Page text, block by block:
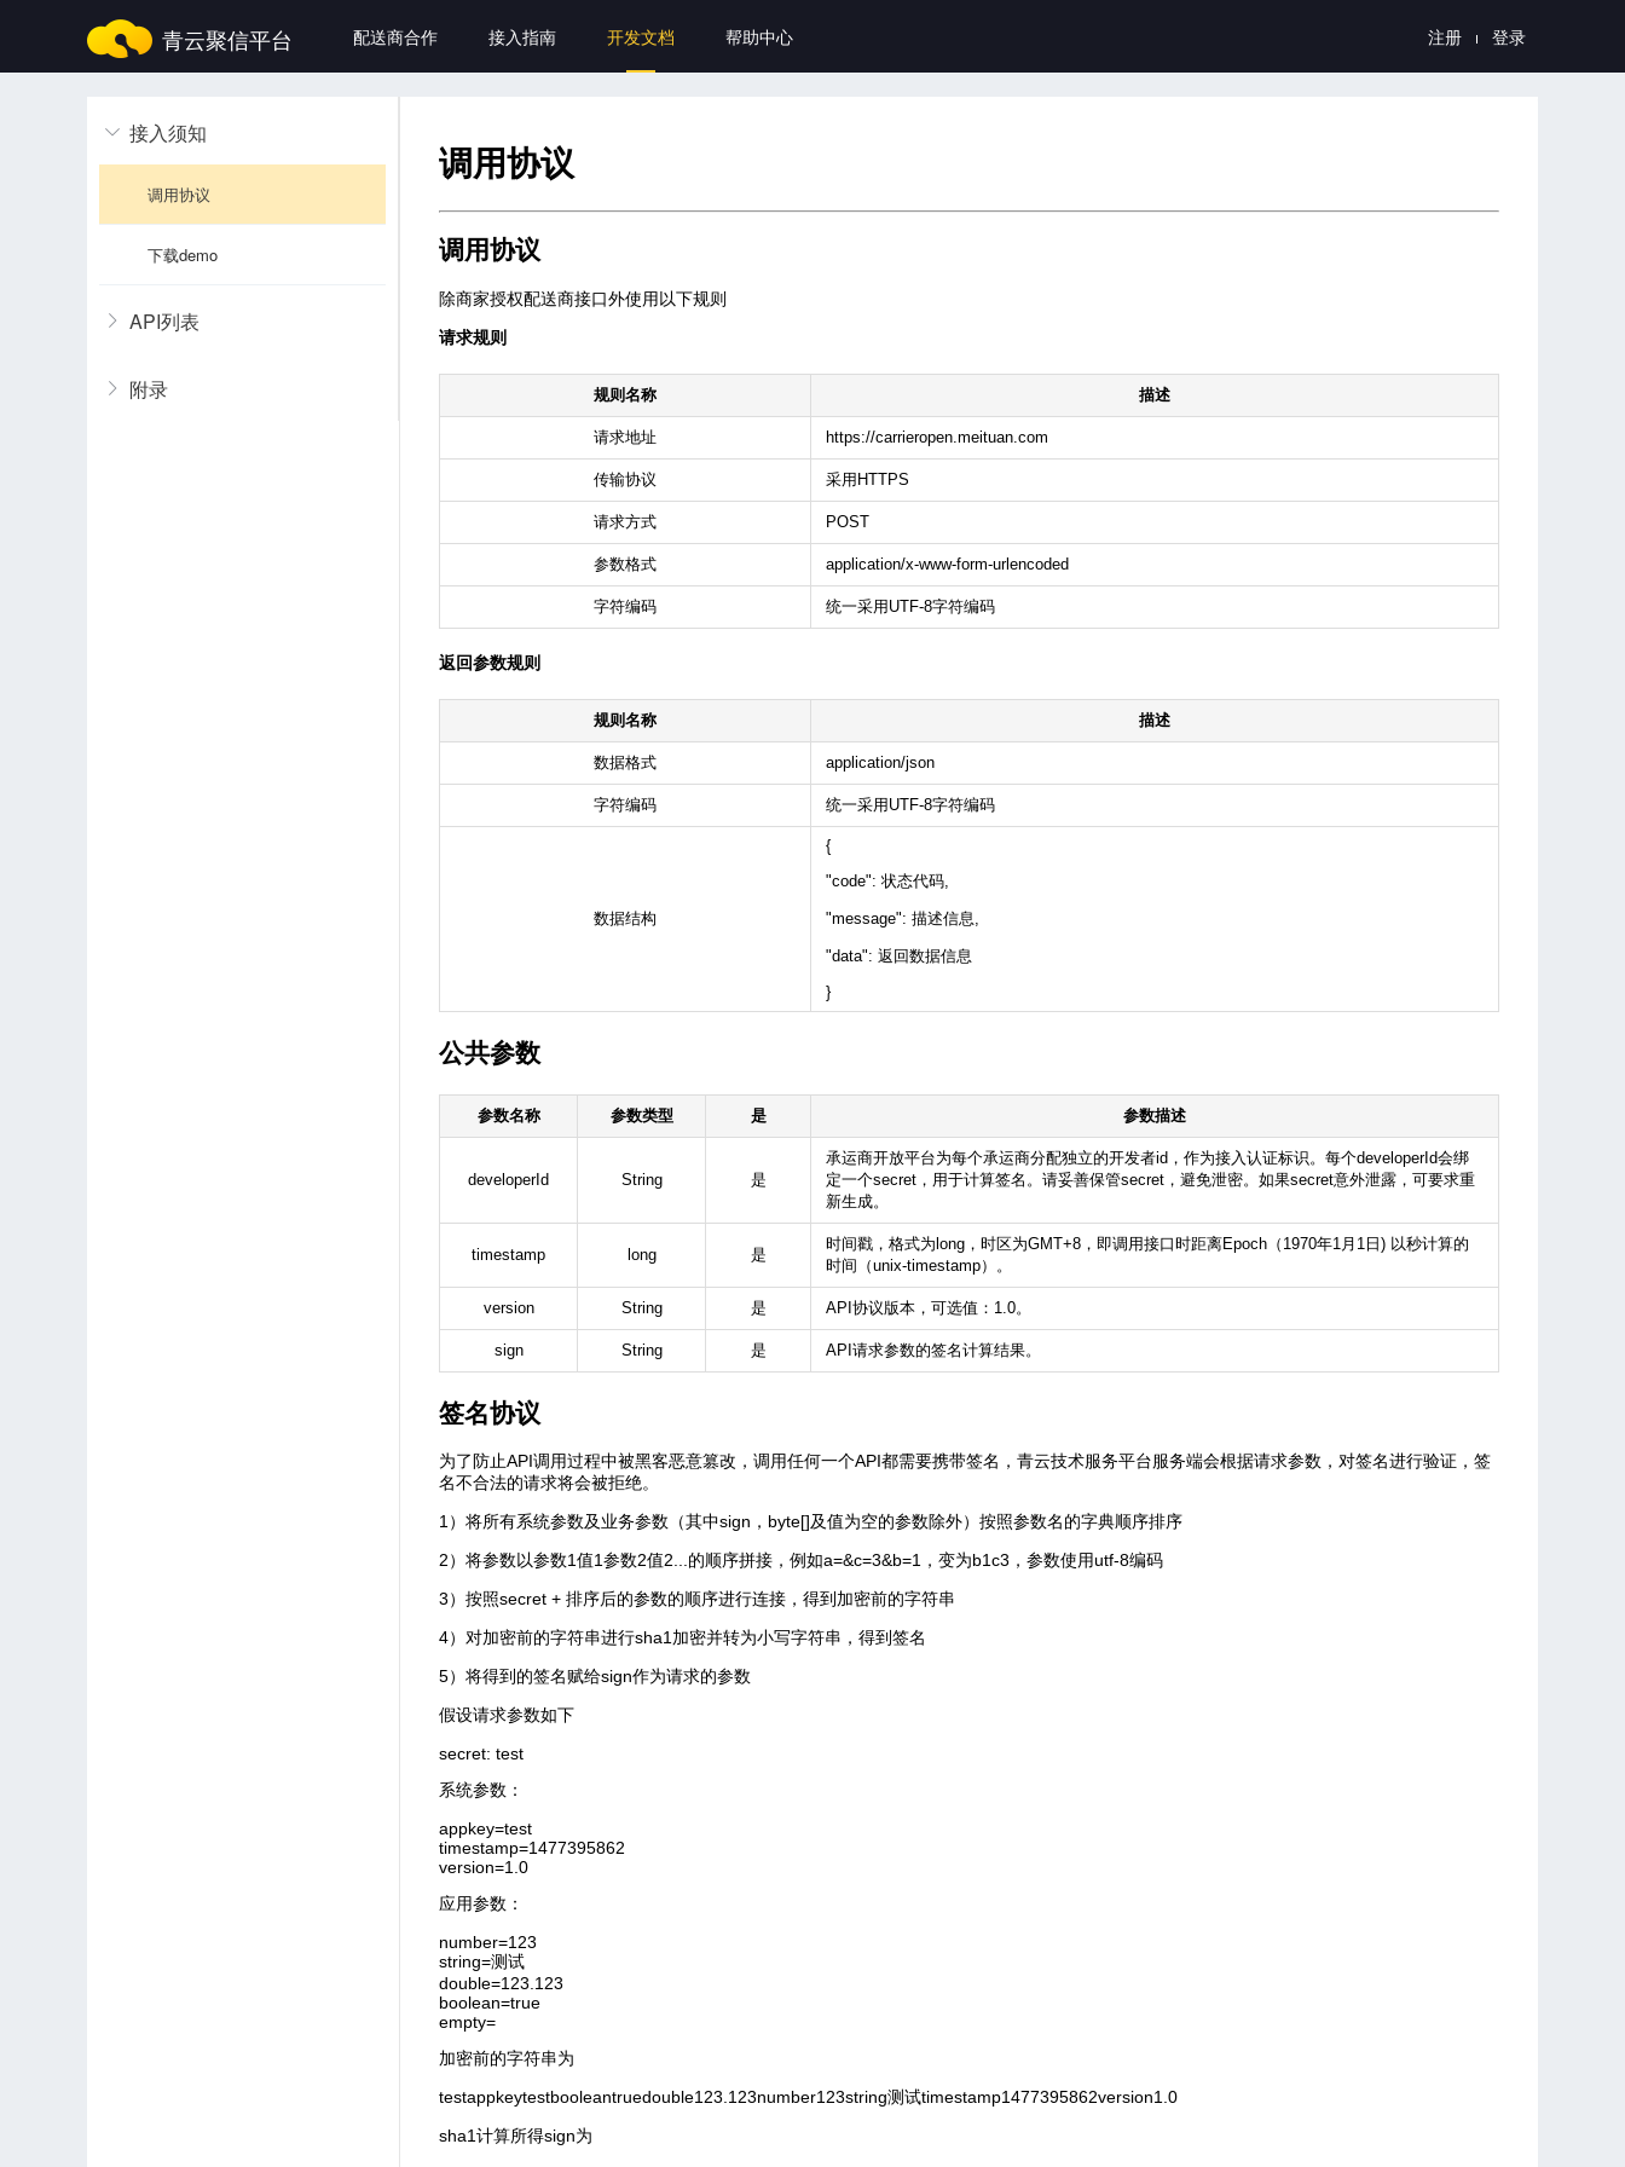
青云聚信平台 配送商合作 接入指南 开发文档 帮助中心 注册 登录
接入须知
调用协议
下载demo
API列表
附录